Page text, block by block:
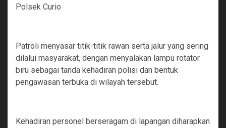
Polsek Curio
‎Patroli menyasar titik-titik rawan serta jalur yang sering
dilalui masyarakat, dengan menyalakan lampu rotator
biru sebagai tanda kehadiran polisi dan bentuk
pengawasan terbuka di wilayah tersebut.
‎Kehadiran personel berseragam di lapangan diharapkan